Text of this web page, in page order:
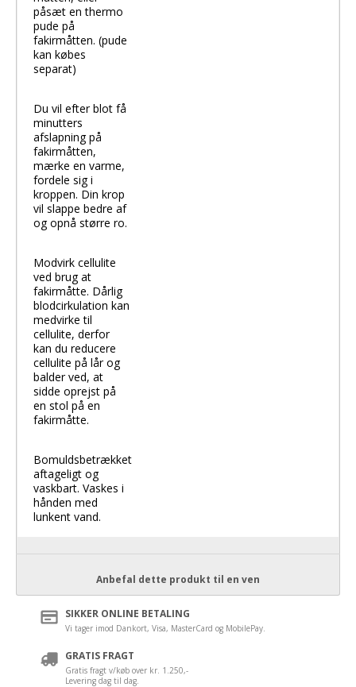
påsæt en thermo
pude på
fakirmåtten. (pude
kan købes
separat)
Du vil efter blot få
minutters
afslapning på
fakirmåtten,
mærke en varme,
fordele sig i
kroppen. Din krop
vil slappe bedre af
og opnå større ro.
Modvirk cellulite
ved brug at
fakirmåtte. Dårlig
blodcirkulation kan
medvirke til
cellulite, derfor
kan du reducere
cellulite på lår og
balder ved, at
sidde oprejst på
en stol på en
fakirmåtte.
Bomuldsbetrækket
aftageligt og
vaskbart. Vaskes i
hånden med
lunkent vand.
Anbefal dette produkt til en ven
SIKKER ONLINE BETALING
Vi tager imod Dankort, Visa, MasterCard og MobilePay.
GRATIS FRAGT
Gratis fragt v/køb over kr. 1.250,-
Levering dag til dag.